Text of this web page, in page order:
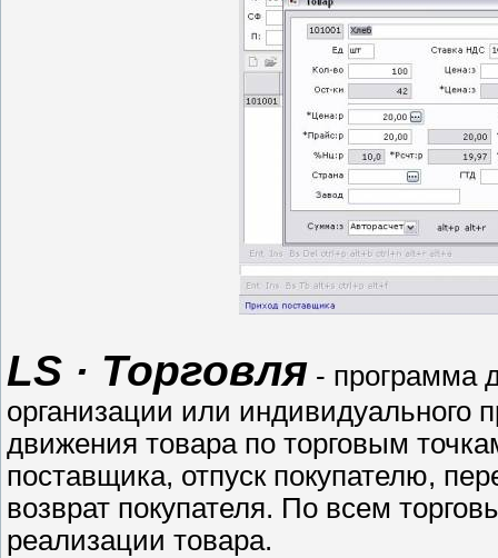
LS · Торговля - программа
организации или индивидуального
движения товара по торговым
поставщика, отпуск покупателю,
возврат покупателя. По всем
реализации товара.